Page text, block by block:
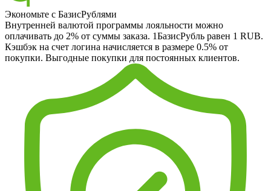
Экономьте с БазисРублями
Внутренней валютой программы лояльности можно
оплачивать до 2% от суммы заказа. 1БазисРубль равен 1 RUB.
Кэшбэк на счет логина начисляется в размере 0.5% от
покупки. Выгодные покупки для постоянных клиентов.